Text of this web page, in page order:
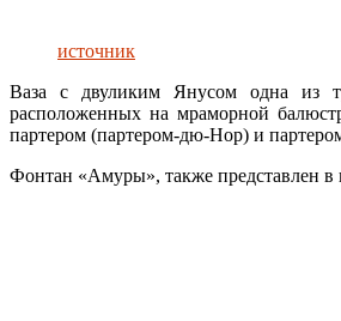
источник
Ваза с двуликим Янусом одна из
расположенных на мраморной
партером (партером-дю-Нор) и
Фонтан «Амуры», также представлен в